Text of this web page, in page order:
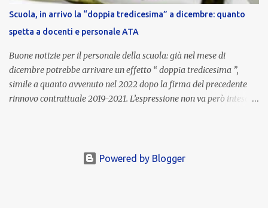
completato la procedura di valutazione e trasmesso i dati a NoiPA,
che ha poi disposto la liquidazione automatica in busta paga . Gli
importi e le trattenute L’importo medio lordo riconosciuto è di 6....
Scuola, in arrivo la “doppia tredicesima” a dicembre: quanto
spetta a docenti e personale ATA
Buone notizie per il personale della scuola: già nel mese di
dicembre potrebbe arrivare un effetto “ doppia tredicesima ”,
simile a quanto avvenuto nel 2022 dopo la firma del precedente
rinnovo contrattuale 2019-2021. L’espressione non va però intesa in
un’integrazione straordinaria che, pur non raggiungendo l’importo
Powered by Blogger